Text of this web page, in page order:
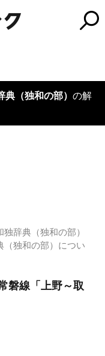
（独和の部） の解
辞典（独和の部）
（独和の部）につい
磐線「上野～取